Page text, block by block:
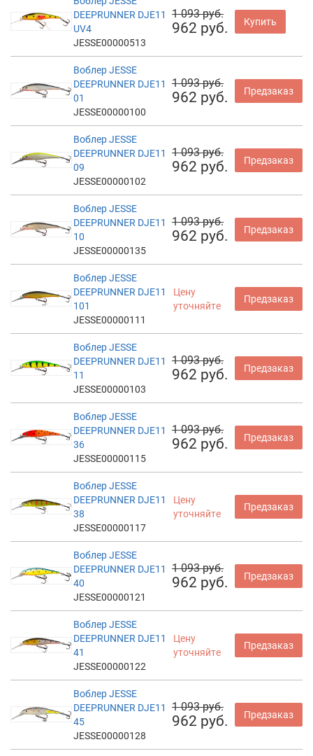
DEEPRUNNER DJE11
UV4
JESSE00000513
1 093 руб.
962 руб. Купить
Воблер JESSE
DEEPRUNNER DJE11
01
JESSE00000100
1 093 руб.
962 руб. Предзаказ
Воблер JESSE
DEEPRUNNER DJE11
09
JESSE00000102
1 093 руб.
962 руб. Предзаказ
Воблер JESSE
DEEPRUNNER DJE11
10
JESSE00000135
1 093 руб.
962 руб. Предзаказ
Воблер JESSE
DEEPRUNNER DJE11
101
JESSE00000111
Цену
уточняйте
Предзаказ
Воблер JESSE
DEEPRUNNER DJE11
11
JESSE00000103
1 093 руб.
962 руб. Предзаказ
Воблер JESSE
DEEPRUNNER DJE11
36
JESSE00000115
1 093 руб.
962 руб. Предзаказ
Воблер JESSE
DEEPRUNNER DJE11
38
JESSE00000117
Цену
уточняйте
Предзаказ
Воблер JESSE
DEEPRUNNER DJE11
40
JESSE00000121
1 093 руб.
962 руб. Предзаказ
Воблер JESSE
DEEPRUNNER DJE11
41
JESSE00000122
Цену
уточняйте
Предзаказ
Воблер JESSE
DEEPRUNNER DJE11
45
JESSE00000128
1 093 руб.
962 руб. Предзаказ